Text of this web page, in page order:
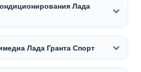
Лада
Лада Гранта Спорт